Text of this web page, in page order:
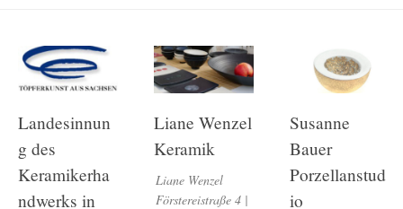
Landesinnun
g des
Keramikerha
ndwerks in
Liane Wenzel
Keramik
Liane Wenzel
Förstereistraße 4 |
Susanne
Bauer
Porzellanstud
io